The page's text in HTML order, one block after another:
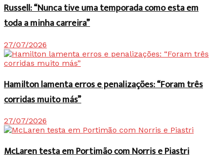
Russell: “Nunca tive uma temporada como esta em
toda a minha carreira”
27/07/2026
Hamilton lamenta erros e penalizações: “Foram três
corridas muito más”
27/07/2026
McLaren testa em Portimão com Norris e Piastri